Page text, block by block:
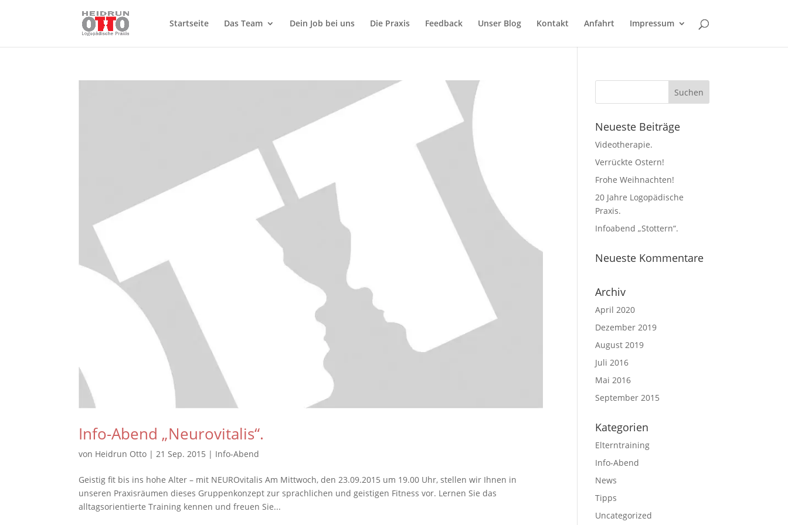
Startseite Das Team Dein Job bei uns Die Praxis Feedback Unser Blog Kontakt Anfahrt Impressum
Info-Abend „Neurovitalis“.
von Heidrun Otto |21 Sep. 2015 | Info-Abend
Geistig fit bis ins hohe Alter – mit NEUROvitalis Am Mittwoch, den 23.09.2015 um 19.00 Uhr, stellen wir Ihnen in
unseren Praxisräumen dieses Gruppenkonzept zur sprachlichen und geistigen Fitness vor. Lernen Sie das
alltagsorientierte Training kennen und freuen Sie...
Neueste Beiträge
Videotherapie.
Verrückte Ostern!
Frohe Weihnachten!
20 Jahre Logopädische
Praxis.
Infoabend „Stottern“.
Neueste Kommentare
Archiv
April 2020
Dezember 2019
August 2019
Juli 2016
Mai 2016
September 2015
Kategorien
Elterntraining
Info-Abend
News
Tipps
Uncategorized